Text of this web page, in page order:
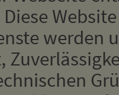
werden